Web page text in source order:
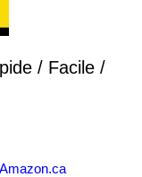
/ Facile /
Amazon.ca